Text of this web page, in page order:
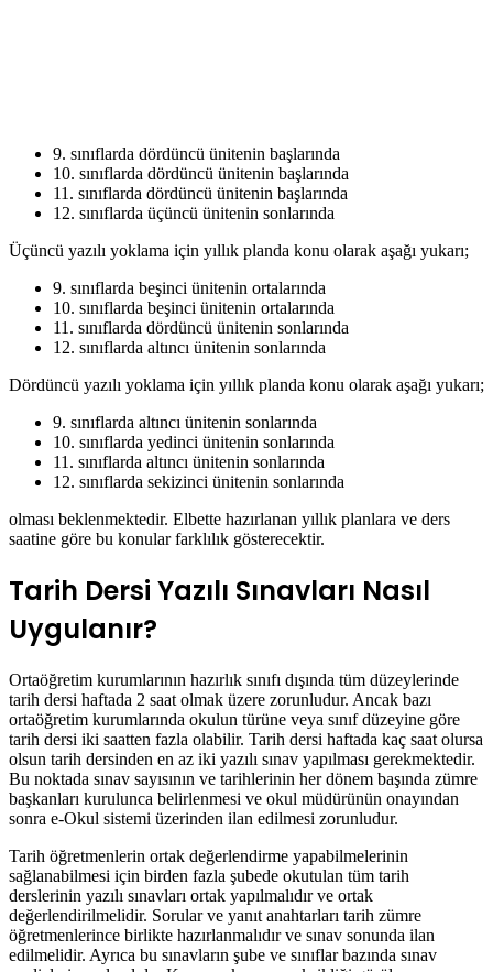
9. sınıflarda dördüncü ünitenin başlarında
10. sınıflarda dördüncü ünitenin başlarında
11. sınıflarda dördüncü ünitenin başlarında
12. sınıflarda üçüncü ünitenin sonlarında
Üçüncü yazılı yoklama için yıllık planda konu olarak aşağı yukarı;
9. sınıflarda beşinci ünitenin ortalarında
10. sınıflarda beşinci ünitenin ortalarında
11. sınıflarda dördüncü ünitenin sonlarında
12. sınıflarda altıncı ünitenin sonlarında
Dördüncü yazılı yoklama için yıllık planda konu olarak aşağı yukarı;
9. sınıflarda altıncı ünitenin sonlarında
10. sınıflarda yedinci ünitenin sonlarında
11. sınıflarda altıncı ünitenin sonlarında
12. sınıflarda sekizinci ünitenin sonlarında
olması beklenmektedir. Elbette hazırlanan yıllık planlara ve ders
saatine göre bu konular farklılık gösterecektir.
Tarih Dersi Yazılı Sınavları Nasıl
Uygulanır?
Ortaöğretim kurumlarının hazırlık sınıfı dışında tüm düzeylerinde
tarih dersi haftada 2 saat olmak üzere zorunludur. Ancak bazı
ortaöğretim kurumlarında okulun türüne veya sınıf düzeyine göre
tarih dersi iki saatten fazla olabilir. Tarih dersi haftada kaç saat olursa
olsun tarih dersinden en az iki yazılı sınav yapılması gerekmektedir.
Bu noktada sınav sayısının ve tarihlerinin her dönem başında zümre
başkanları kurulunca belirlenmesi ve okul müdürünün onayından
sonra e-Okul sistemi üzerinden ilan edilmesi zorunludur.
Tarih öğretmenlerin ortak değerlendirme yapabilmelerinin
sağlanabilmesi için birden fazla şubede okutulan tüm tarih
derslerinin yazılı sınavları ortak yapılmalıdır ve ortak
değerlendirilmelidir. Sorular ve yanıt anahtarları tarih zümre
öğretmenlerince birlikte hazırlanmalıdır ve sınav sonunda ilan
edilmelidir. Ayrıca bu sınavların şube ve sınıflar bazında sınav